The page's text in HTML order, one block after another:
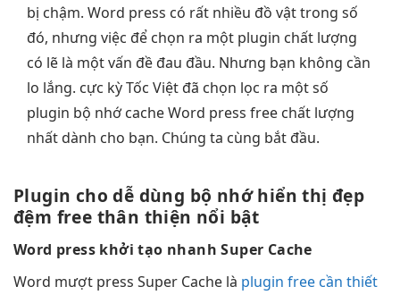
bị chậm. Word press có rất nhiều đồ vật trong số
đó, nhưng việc để chọn ra một plugin chất lượng
có lẽ là một vấn đề đau đầu. Nhưng bạn không cần
lo lắng. cực kỳ Tốc Việt đã chọn lọc ra một số
plugin bộ nhớ cache Word press free chất lượng
nhất dành cho bạn. Chúng ta cùng bắt đầu.
Plugin chodễ dùng bộ nhớhiển thị đẹp
đệm free thân thiện nổi bật
Word press khởi tạo nhanh Super Cache
Word mượt press Super Cache là plugin free cần thiết